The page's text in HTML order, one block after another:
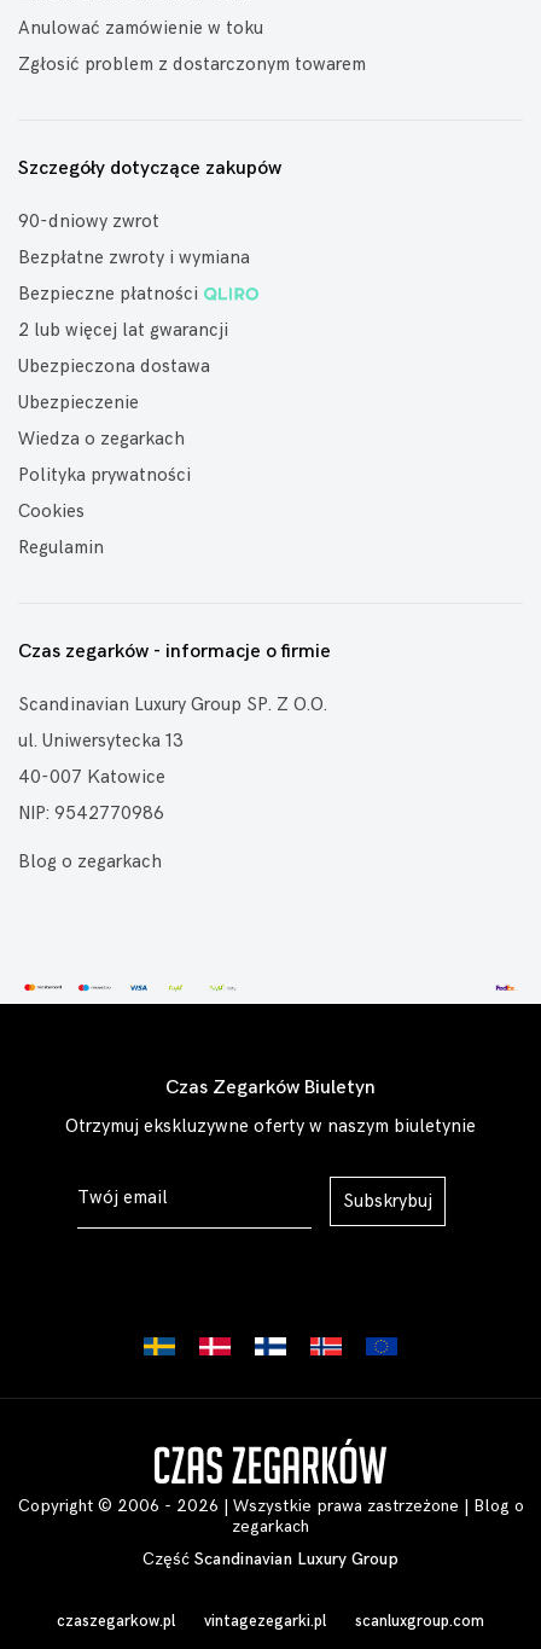
Anulować zamówienie w toku
Zgłosić problem z dostarczonym towarem
Szczegóły dotyczące zakupów
90-dniowy zwrot
Bezpłatne zwroty i wymiana
Bezpieczne płatności
2 lub więcej lat gwarancji
Ubezpieczona dostawa
Ubezpieczenie
Wiedza o zegarkach
Polityka prywatności
Cookies
Regulamin
Czas zegarków - informacje o firmie
Scandinavian Luxury Group SP. Z O.O.
ul. Uniwersytecka 13
40-007 Katowice
NIP: 9542770986
Blog o zegarkach
Czas Zegarków Biuletyn
Otrzymuj ekskluzywne oferty w naszym biuletynie
Subskrybuj
Copyright © 2006 - 2026 | Wszystkie prawa zastrzeżone | Blog o
zegarkach
Część Scandinavian Luxury Group
czaszegarkow.pl vintagezegarki.pl scanluxgroup.com